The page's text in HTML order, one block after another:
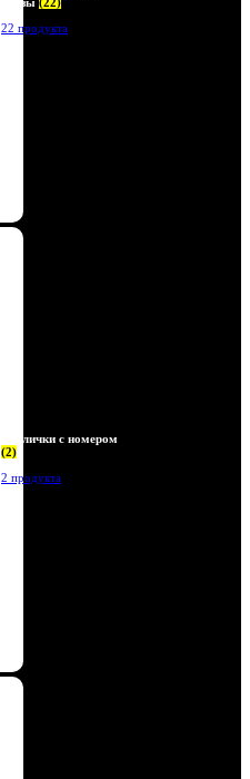
22 продукта
Таблички с номером
(2)
2 продукта